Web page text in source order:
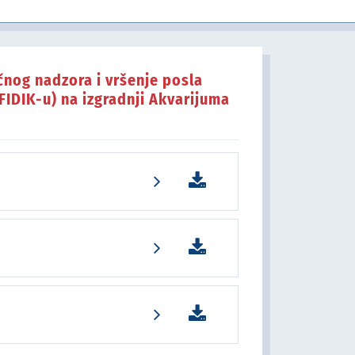
nadzora i vršenje posla
u) na izgradnji Akvarijuma